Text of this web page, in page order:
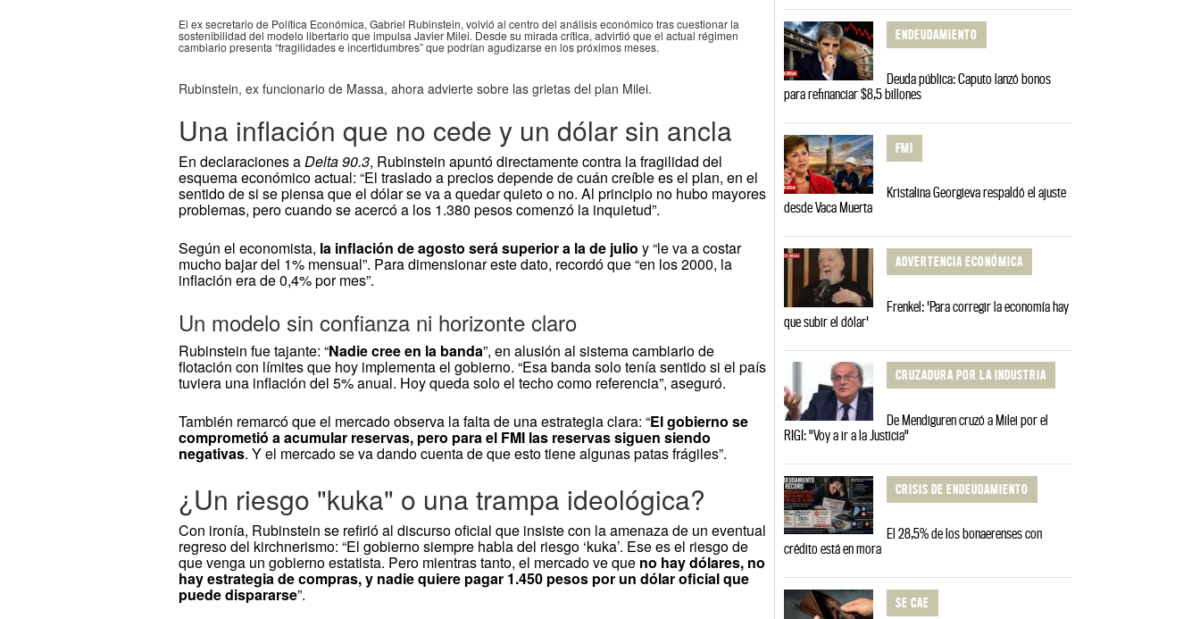
El ex secretario de Política Económica, Gabriel Rubinstein, volvió al centro del análisis económico tras cuestionar la
sostenibilidad del modelo libertario que impulsa Javier Milei. Desde su mirada crítica, advirtió que el actual régimen
cambiario presenta “fragilidades e incertidumbres” que podrían agudizarse en los próximos meses.
Rubinstein, ex funcionario de Massa, ahora advierte sobre las grietas del plan Milei.
Una inflación que no cede y un dólar sin ancla
En declaraciones aDelta 90.3, Rubinstein apuntó directamente contra la fragilidad del
esquema económico actual: “El traslado a precios depende de cuán creíble es el plan, en el
sentido de si se piensa que el dólar se va a quedar quieto o no. Al principio no hubo mayores
problemas, pero cuando se acercó a los 1.380 pesos comenzó la inquietud”.
Según el economista, la inflación de agosto será superior a la de julio y “le va a costar
mucho bajar del 1% mensual”. Para dimensionar este dato, recordó que “en los 2000, la
inflación era de 0,4% por mes”.
Un modelo sin confianza ni horizonte claro
Rubinstein fue tajante: “Nadie cree en la banda”, en alusión al sistema cambiario de
flotación con límites que hoy implementa el gobierno. “Esa banda solo tenía sentido si el país
tuviera una inflación del 5% anual. Hoy queda solo el techo como referencia”, aseguró.
También remarcó que el mercado observa la falta de una estrategia clara: “El gobierno se
comprometió a acumular reservas, pero para el FMI las reservas siguen siendo
negativas. Y el mercado se va dando cuenta de que esto tiene algunas patas frágiles”.
¿Un riesgo "kuka" o una trampa ideológica?
Con ironía, Rubinstein se refirió al discurso oficial que insiste con la amenaza de un eventual
regreso del kirchnerismo: “El gobierno siempre habla del riesgo ‘kuka’. Ese es el riesgo de
que venga un gobierno estatista. Pero mientras tanto, el mercado ve que no hay dólares, no
hay estrategia de compras, y nadie quiere pagar 1.450 pesos por un dólar oficial que
puede dispararse”.
ENDEUDAMIENTO
Deuda pública: Caputo lanzó bonos
para refinanciar $8,5 billones
FMI
Kristalina Georgieva respaldó el ajuste
desde Vaca Muerta
ADVERTENCIA ECONÓMICA
Frenkel: 'Para corregir la economía hay
que subir el dólar'
CRUZADURA POR LA INDUSTRIA
De Mendiguren cruzó a Milei por el
RIGI: "Voy a ir a la Justicia"
CRISIS DE ENDEUDAMIENTO
El 28,5% de los bonaerenses con
crédito está en mora
SE CAE